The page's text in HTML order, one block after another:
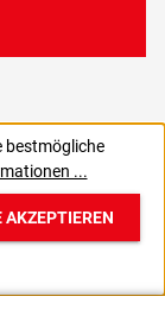
bestmögliche
...
AKZEPTIEREN
B